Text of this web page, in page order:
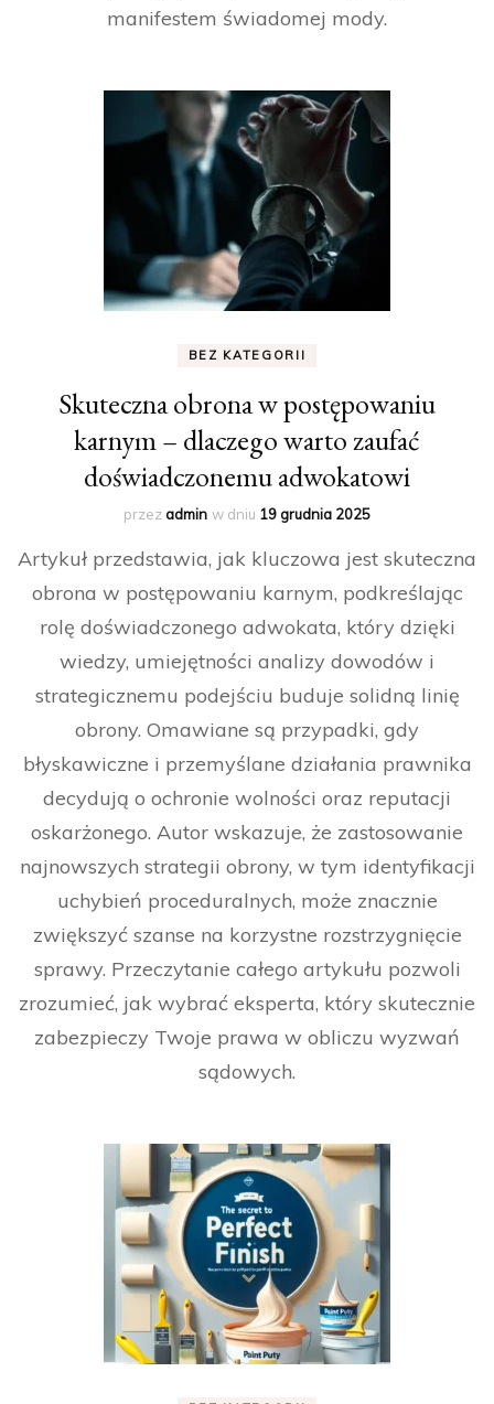
manifestem świadomej mody.
BEZ KATEGORII
Skuteczna obrona w postępowaniu
karnym – dlaczego warto zaufać
doświadczonemu adwokatowi
przezadmin w dniu 19 grudnia 2025
Artykuł przedstawia, jak kluczowa jest skuteczna
obrona w postępowaniu karnym, podkreślając
rolę doświadczonego adwokata, który dzięki
wiedzy, umiejętności analizy dowodów i
strategicznemu podejściu buduje solidną linię
obrony. Omawiane są przypadki, gdy
błyskawiczne i przemyślane działania prawnika
decydują o ochronie wolności oraz reputacji
oskarżonego. Autor wskazuje, że zastosowanie
najnowszych strategii obrony, w tym identyfikacji
uchybień proceduralnych, może znacznie
zwiększyć szanse na korzystne rozstrzygnięcie
sprawy. Przeczytanie całego artykułu pozwoli
zrozumieć, jak wybrać eksperta, który skutecznie
zabezpieczy Twoje prawa w obliczu wyzwań
sądowych.